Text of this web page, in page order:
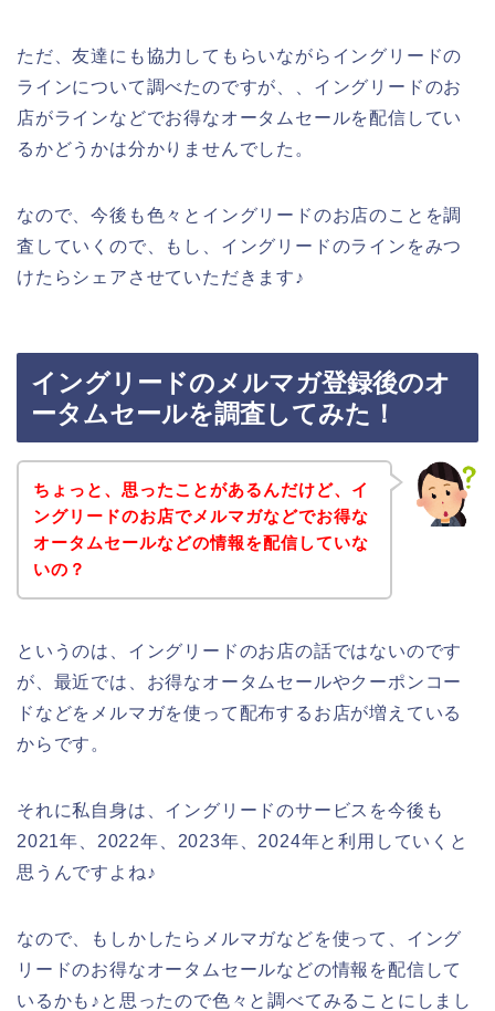
ただ、友達にも協力してもらいながらイングリードの
ラインについて調べたのですが、、イングリードのお
店がラインなどでお得なオータムセールを配信してい
るかどうかは分かりませんでした。
なので、今後も色々とイングリードのお店のことを調
査していくので、もし、イングリードのラインをみつ
けたらシェアさせていただきます♪
イングリードのメルマガ登録後のオ
ータムセールを調査してみた！
ちょっと、思ったことがあるんだけど、イ
ングリードのお店でメルマガなどでお得な
オータムセールなどの情報を配信していな
いの？
というのは、イングリードのお店の話ではないのです
が、最近では、お得なオータムセールやクーポンコー
ドなどをメルマガを使って配布するお店が増えている
からです。
それに私自身は、イングリードのサービスを今後も
2021年、2022年、2023年、2024年と利用していくと
思うんですよね♪
なので、もしかしたらメルマガなどを使って、イング
リードのお得なオータムセールなどの情報を配信して
いるかも♪と思ったので色々と調べてみることにしまし